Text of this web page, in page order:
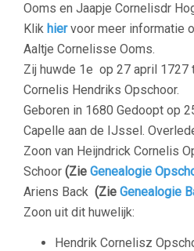
Ooms en Jaapje Cornelisdr
Klik hiervoor meer informatie
Aaltje Cornelisse Ooms.
Zij huwde 1e op 27 april 1727
Cornelis Hendriks Opschoor.
Geboren in 1680 Gedoopt op
Capelle aan de IJssel.
Zoon van Heijndrick Cornelis
Schoor (Zie Genealogie
Ariens Back (Zie Genealogie
Zoon uit dit huwelijk:
Hendrik Cornelisz